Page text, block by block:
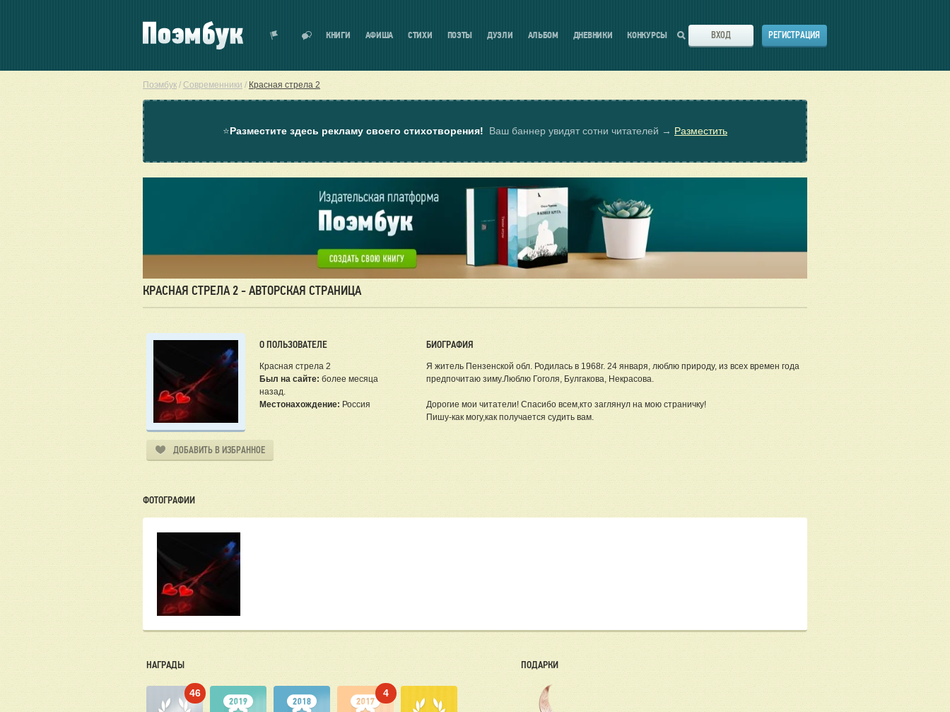
КНИГИ АФИША СТИХИ ПОЭТЫ ДУЭЛИ АЛЬБОМ ДНЕВНИКИ КОНКУРСЫ ВХОД РЕГИСТРАЦИЯ
Поэмбук / Современники / Красная стрела 2
⭐Разместите здесь рекламу своего стихотворения! Ваш баннер увидят сотни читателей → Разместить
КРАСНАЯ СТРЕЛА 2 - АВТОРСКАЯ СТРАНИЦА
О ПОЛЬЗОВАТЕЛЕ
Красная стрела 2
Был на сайте: более месяца
назад.
Местонахождение: Россия
ДОБАВИТЬ В ИЗБРАННОЕ
БИОГРАФИЯ
Я житель Пензенской обл. Родилась в 1968г. 24 января, люблю природу, из всех времен года
предпочитаю зиму.Люблю Гоголя, Булгакова, Некрасова.
Дорогие мои читатели! Спасибо всем,кто заглянул на мою страничку!
Пишу-как могу,как получается судить вам.
ФОТОГРАФИИ
НАГРАДЫ
46 4
ПОДАРКИ